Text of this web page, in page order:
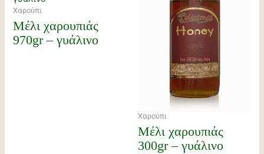
Χαρούπι
Μέλι χαρουπιάς
970gr – γυάλινο
Χαρούπι
Μέλι χαρουπιάς
300gr – γυάλινο